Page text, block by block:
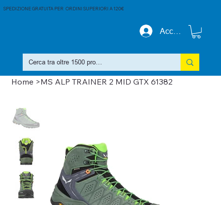
Accedi
SPEDIZIONE GRATUITA PER ORDINI SUPERIORI A 120€
Home >MS ALP TRAINER 2 MID GTX 61382